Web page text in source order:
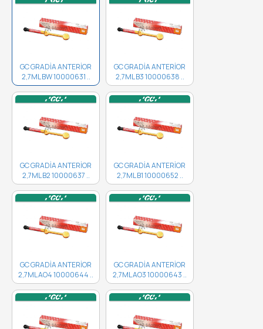
GC GRADİA ANTERİOR
2,7ML BW 10000631 ..
GC GRADİA ANTERİOR
2,7ML B3 10000638 ..
GC GRADİA ANTERİOR
2,7ML B2 10000637 ..
GC GRADİA ANTERİOR
2,7ML B1 10000652 ..
GC GRADİA ANTERİOR
2,7ML AO4 10000644 ..
GC GRADİA ANTERİOR
2,7ML AO3 10000643 ..